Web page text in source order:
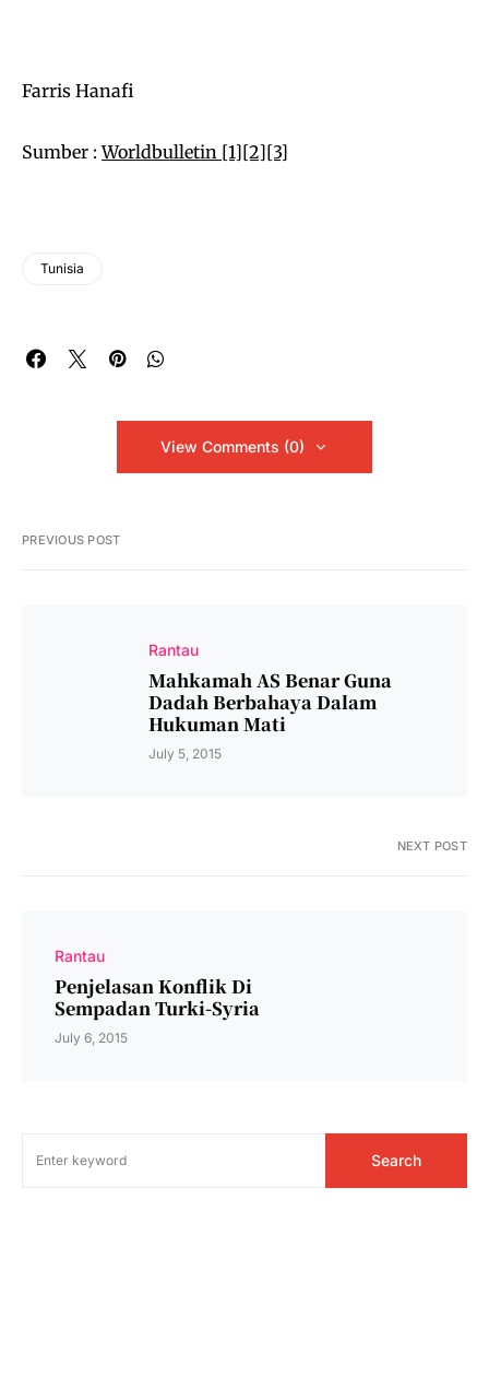
Farris Hanafi
Sumber :Worldbulletin [1][2][3]
Tunisia
View Comments (0)
PREVIOUS POST
Rantau
Mahkamah AS Benar Guna
Dadah Berbahaya Dalam
Hukuman Mati
July 5, 2015
NEXT POST
Rantau
Penjelasan Konflik Di
Sempadan Turki-Syria
July 6, 2015
Search